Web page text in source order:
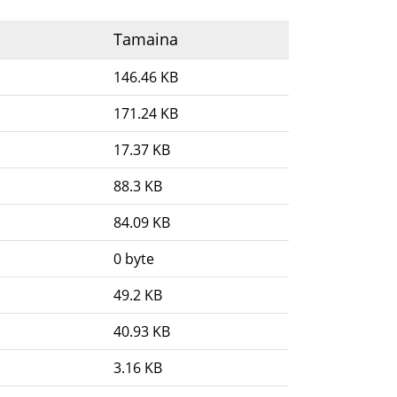
Tamaina
146.46 KB
171.24 KB
17.37 KB
88.3 KB
84.09 KB
0 byte
49.2 KB
40.93 KB
3.16 KB